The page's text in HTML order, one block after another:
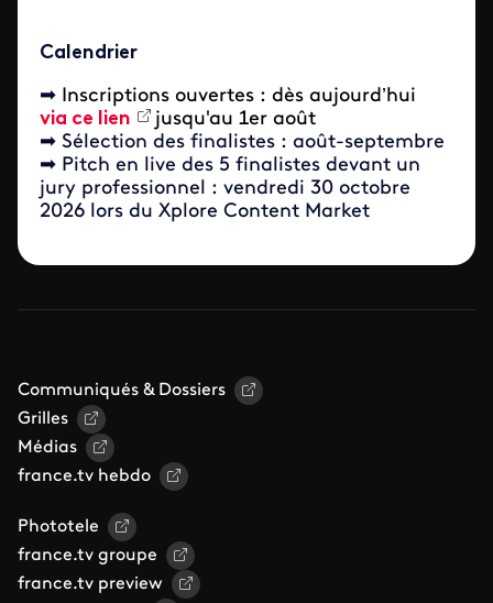
Calendrier
➡ Inscriptions ouvertes : dès aujourd’hui
via ce lien
jusqu'au 1er août
➡ Sélection des finalistes : août-septembre
➡ Pitch en live des 5 finalistes devant un
jury professionnel : vendredi 30 octobre
2026 lors du Xplore Content Market
Communiqués & Dossiers
Grilles
Médias
france.tv hebdo
Phototele
france.tv groupe
france.tv preview